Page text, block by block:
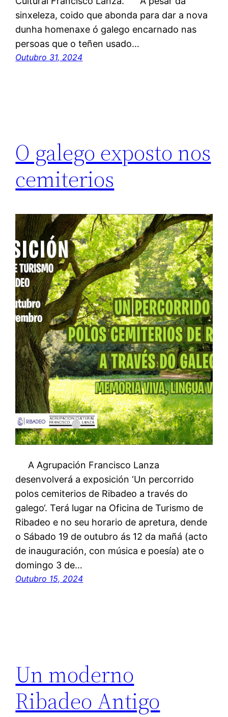
sinxeleza, coido que abonda para dar a nova
dunha homenaxe ó galego encarnado nas
persoas que o teñen usado…
Outubro 31, 2024
O galego exposto nos
cemiterios
A Agrupación Francisco Lanza
desenvolverá a exposición ‘Un percorrido
polos cemiterios de Ribadeo a través do
galego‘. Terá lugar na Oficina de Turismo de
Ribadeo e no seu horario de apretura, dende
o Sábado 19 de outubro ás 12 da mañá (acto
de inauguración, con música e poesía) ate o
domingo 3 de…
Outubro 15, 2024
Un moderno
Ribadeo Antigo